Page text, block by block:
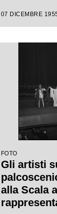
da
Wallmann
07 DICEMBRE
FOTO
Gli artisti
alla Scala